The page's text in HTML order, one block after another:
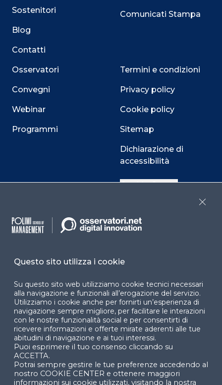
Sostenitori
Blog
Contatti
Osservatori
Convegni
Webinar
Programmi
Comunicati Stampa
Termini e condizioni
Privacy policy
Cookie policy
Sitemap
Dichiarazione di
accessibilità
Cookie Center
Facebook LinkedIn
© 2024 Copyright © Politecnico di Milano Dipartimento
di Ingegneria Gestionale
Questo sito utilizza i cookie
Su questo sito web utilizziamo cookie tecnici necessari
alla navigazione e funzionali all’erogazione del servizio.
Utilizziamo i cookie anche per fornirti un’esperienza di
navigazione sempre migliore, per facilitare le interazioni
con le nostre funzionalità social e per consentirti di
ricevere informazioni e offerte mirate aderenti alle tue
abitudini di navigazione e ai tuoi interessi.
Puoi esprimere il tuo consenso cliccando su
ACCETTA.
Potrai sempre gestire le tue preferenze accedendo al
nostro COOKIE CENTER e ottenere maggiori
informazioni sui cookie utilizzati, visitando la nostra